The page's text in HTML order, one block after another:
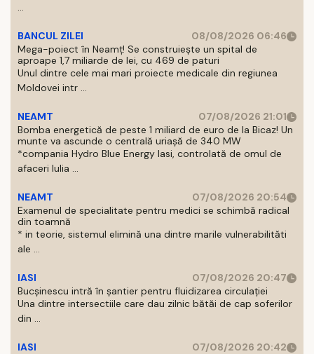
...
BANCUL ZILEI
08/08/2026 06:46
Mega-poiect în Neamț! Se construiește un spital de
aproape 1,7 miliarde de lei, cu 469 de paturi
Unul dintre cele mai mari proiecte medicale din regiunea
Moldovei intr ...
NEAMT
07/08/2026 21:01
Bomba energetică de peste 1 miliard de euro de la Bicaz! Un
munte va ascunde o centrală uriașă de 340 MW
*compania Hydro Blue Energy Iasi, controlată de omul de
afaceri Iulia ...
NEAMT
07/08/2026 20:54
Examenul de specialitate pentru medici se schimbă radical
din toamnă
* in teorie, sistemul elimină una dintre marile vulnerabilităti
ale ...
IASI
07/08/2026 20:47
Bucșinescu intră în șantier pentru fluidizarea circulației
Una dintre intersectiile care dau zilnic bătăi de cap soferilor
din ...
IASI 07/08/2026 20:42